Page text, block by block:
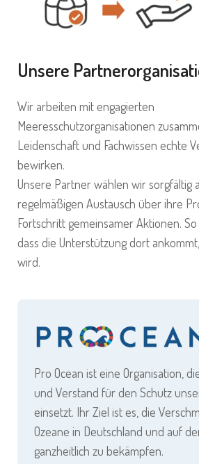
Unsere
Wir arbeiten mit engagierten
Meeresschutzorganisationen
Leidenschaft und Fachwissen echte
bewirken.
Unsere Partner wählen wir sorgfältig
regelmäßigen Austausch über ihre
Fortschritt gemeinsamer Aktionen.
dass die Unterstützung dort
wird.
Pro Ocean ist eine Organisation,
und Verstand für den Schutz
einsetzt. Ihr Ziel ist es, die
Ozeane in Deutschland und auf
ganzheitlich zu bekämpfen.